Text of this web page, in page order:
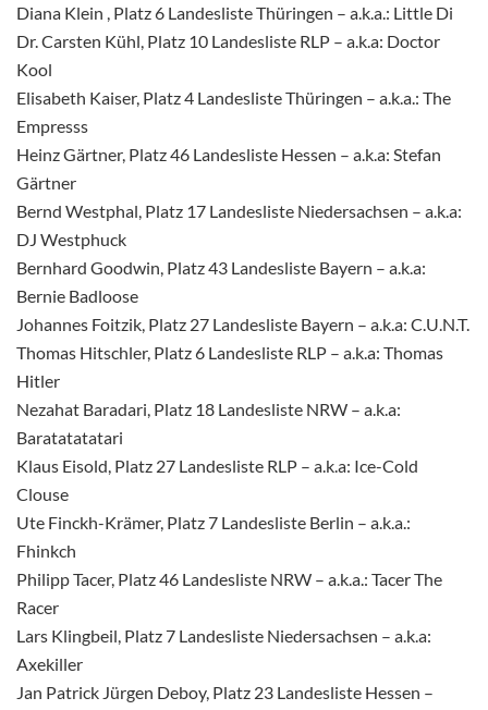
Diana Klein , Platz 6 Landesliste Thüringen – a.k.a.: Little Di
Dr. Carsten Kühl, Platz 10 Landesliste RLP – a.k.a: Doctor
Kool
Elisabeth Kaiser, Platz 4 Landesliste Thüringen – a.k.a.: The
Empresss
Heinz Gärtner, Platz 46 Landesliste Hessen – a.k.a: Stefan
Gärtner
Bernd Westphal, Platz 17 Landesliste Niedersachsen – a.k.a:
DJ Westphuck
Bernhard Goodwin, Platz 43 Landesliste Bayern – a.k.a:
Bernie Badloose
Johannes Foitzik, Platz 27 Landesliste Bayern – a.k.a: C.U.N.T.
Thomas Hitschler, Platz 6 Landesliste RLP – a.k.a: Thomas
Hitler
Nezahat Baradari, Platz 18 Landesliste NRW – a.k.a:
Baratatatatari
Klaus Eisold, Platz 27 Landesliste RLP – a.k.a: Ice-Cold
Clouse
Ute Finckh-Krämer, Platz 7 Landesliste Berlin – a.k.a.:
Fhinkch
Philipp Tacer, Platz 46 Landesliste NRW – a.k.a.: Tacer The
Racer
Lars Klingbeil, Platz 7 Landesliste Niedersachsen – a.k.a:
Axekiller
Jan Patrick Jürgen Deboy, Platz 23 Landesliste Hessen –